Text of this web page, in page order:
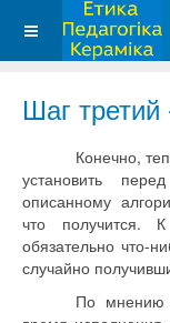
Шаг
Конечно,
установить
описанному
что получится.
обязательно что-
случайно
По мнению